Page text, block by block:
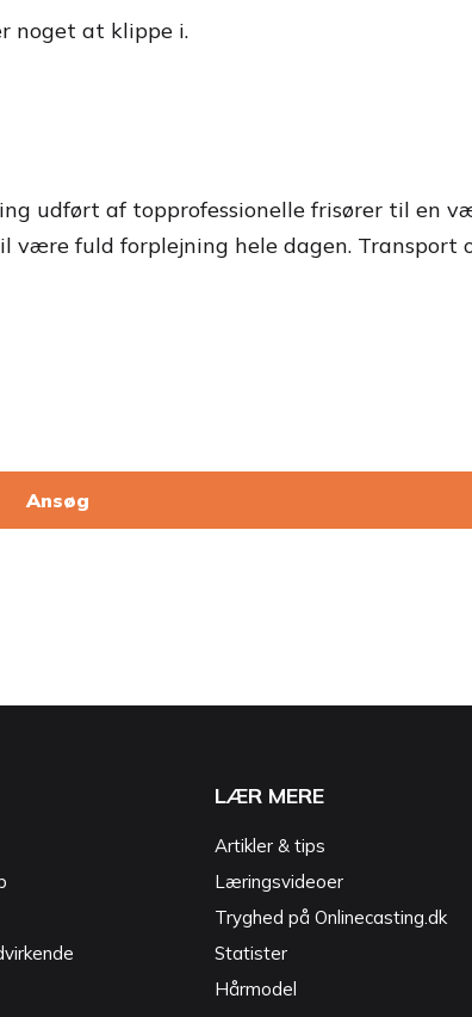
noget at klippe i.
udført af topprofessionelle frisører til en
være fuld forplejning hele dagen.
Ansøg
LÆR MERE
Artikler & tips
Læringsvideoer
Tryghed på Onlinecasting.dk
Statister
Hårmodel